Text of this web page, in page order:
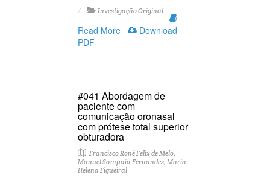
Investigação Original
Read More
Download
PDF
#041 Abordagem de
paciente com
comunicação oronasal
com prótese total superior
obturadora
Francisco Ronê Felix de Melo,
Manuel Sampaio-Fernandes, Maria
Helena Figueiral